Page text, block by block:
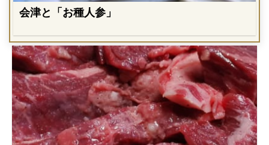
会津と「お種人参」